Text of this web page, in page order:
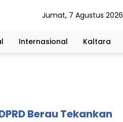
Jumat, 7 Agustus 2026
Internasional Kaltara
Berau Tekankan